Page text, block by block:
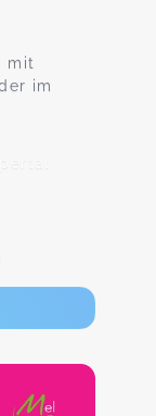
mit
im